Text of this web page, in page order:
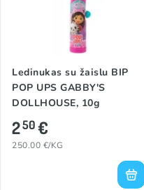
Ledinukas su žaislu BIP
POP UPS GABBY'S
DOLLHOUSE, 10g
250€
250.00 €/KG